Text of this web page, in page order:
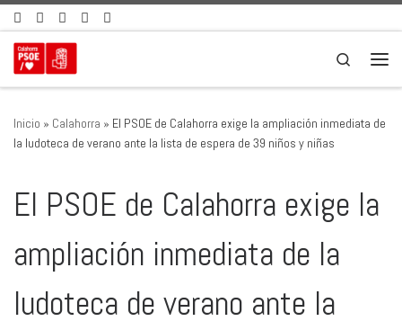
Saltar al contenido
Search
Inicio » Calahorra » El PSOE de Calahorra exige la ampliación inmediata de
la ludoteca de verano ante la lista de espera de 39 niños y niñas
El PSOE de Calahorra exige la
ampliación inmediata de la
ludoteca de verano ante la